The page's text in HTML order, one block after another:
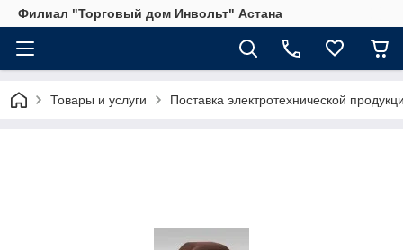
Филиал "Торговый дом Инвольт" Астана
Товары и услуги Поставка электротехнической